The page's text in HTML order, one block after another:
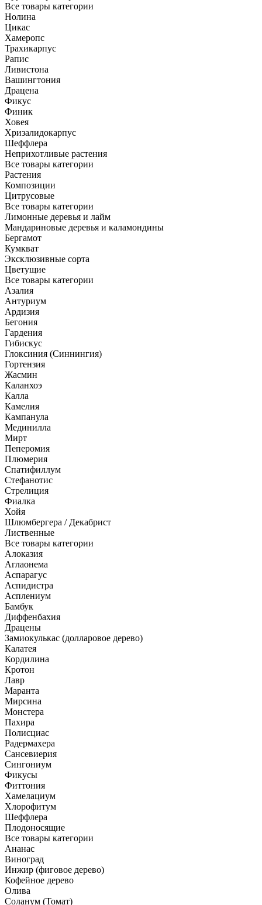
Все товары категории
Нолина
Цикас
Хамеропс
Трахикарпус
Рапис
Ливистона
Вашингтония
Драцена
Фикус
Финик
Ховея
Хризалидокарпус
Шеффлера
Неприхотливые растения
Все товары категории
Растения
Композиции
Цитрусовые
Все товары категории
Лимонные деревья и лайм
Мандариновые деревья и каламондины
Бергамот
Кумкват
Эксклюзивные сорта
Цветущие
Все товары категории
Азалия
Антуриум
Ардизия
Бегония
Гардения
Гибискус
Глоксиния (Синнингия)
Гортензия
Жасмин
Каланхоэ
Калла
Камелия
Кампанула
Мединилла
Мирт
Пеперомия
Плюмерия
Спатифиллум
Стефанотис
Стрелиция
Фиалка
Хойя
Шлюмбергера / Декабрист
Лиственные
Все товары категории
Алоказия
Аглаонема
Аспарагус
Аспидистра
Асплениум
Бамбук
Диффенбахия
Драцены
Замиокулькас (долларовое дерево)
Калатея
Кордилина
Кротон
Лавр
Маранта
Мирсина
Монстера
Пахира
Полисциас
Радермахера
Сансевиерия
Сингониум
Фикусы
Фиттония
Хамелациум
Хлорофитум
Шеффлера
Плодоносящие
Все товары категории
Ананас
Виноград
Инжир (фиговое дерево)
Кофейное дерево
Олива
Соланум (Томат)